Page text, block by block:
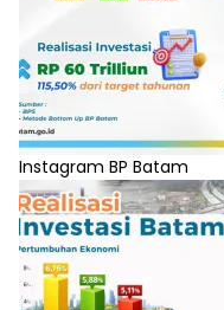
Instagram BP Batam